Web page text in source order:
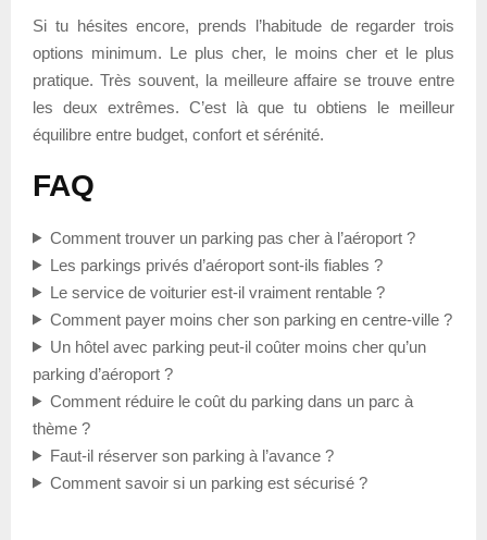
Si tu hésites encore, prends l’habitude de regarder trois
options minimum. Le plus cher, le moins cher et le plus
pratique. Très souvent, la meilleure affaire se trouve entre
les deux extrêmes. C’est là que tu obtiens le meilleur
équilibre entre budget, confort et sérénité.
FAQ
Comment trouver un parking pas cher à l’aéroport ?
Les parkings privés d’aéroport sont-ils fiables ?
Le service de voiturier est-il vraiment rentable ?
Comment payer moins cher son parking en centre-ville ?
Un hôtel avec parking peut-il coûter moins cher qu’un
parking d’aéroport ?
Comment réduire le coût du parking dans un parc à
thème ?
Faut-il réserver son parking à l’avance ?
Comment savoir si un parking est sécurisé ?